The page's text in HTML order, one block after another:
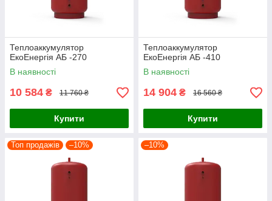
Теплоаккумулятор
ЕкоЕнергія АБ -270
В наявності
10 584 ₴ 11 760 ₴
Купити
Теплоаккумулятор
ЕкоЕнергія АБ -410
В наявності
14 904 ₴ 16 560 ₴
Купити
Топ продажів –10% –10%